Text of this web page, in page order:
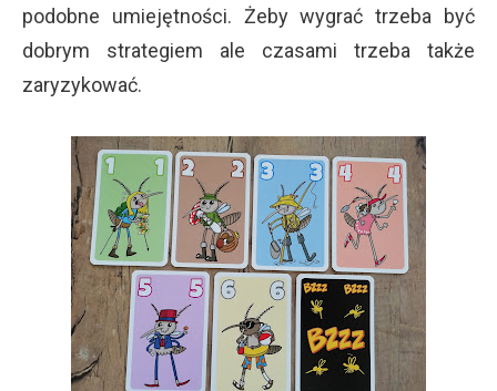
podobne umiejętności. Żeby wygrać trzeba być
dobrym strategiem ale czasami trzeba także
zaryzykować.